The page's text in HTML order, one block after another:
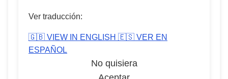
Ver traducción:
🇬🇧 VIEW IN ENGLISH 🇪🇸 VER EN
ESPAÑOL
No quisiera